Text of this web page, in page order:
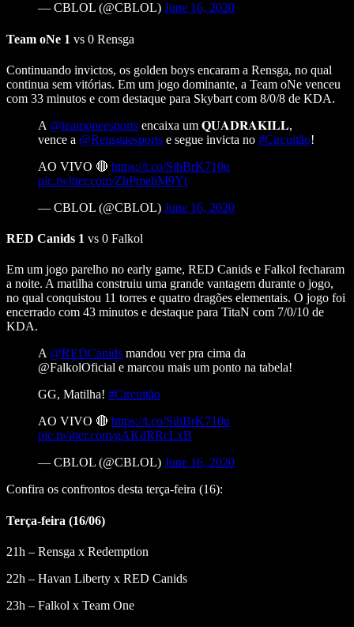
— CBLOL (@CBLOL) June 16, 2020
Team oNe 1 vs 0 Rensga
Continuando invictos, os golden boys encaram a Rensga, no qual
continua sem vitórias. Em um jogo dominante, a Team oNe venceu
com 33 minutos e com destaque para Skybart com 8/0/8 de KDA.
A @teamoneesports encaixa um 𝐐𝐔𝐀𝐃𝐑𝐀𝐊𝐈𝐋𝐋,
vence a @Rensgaesports e segue invicta no #Circuitão!
AO VIVO 🔴 https://t.co/SihBrK710u
pic.twitter.com/ZhPmebM9Yt
— CBLOL (@CBLOL) June 16, 2020
RED Canids 1 vs 0 Falkol
Em um jogo parelho no early game, RED Canids e Falkol fecharam
a noite. A matilha construiu uma grande vantagem durante o jogo,
no qual conquistou 11 torres e quatro dragões elementais. O jogo foi
encerrado com 43 minutos e destaque para TitaN com 7/0/10 de
KDA.
A @REDCanids mandou ver pra cima da
@FalkolOficial e marcou mais um ponto na tabela!
GG, Matilha! #Circuitão
AO VIVO 🔴 https://t.co/SihBrK710u
pic.twitter.com/gAKdRRcLxB
— CBLOL (@CBLOL) June 16, 2020
Confira os confrontos desta terça-feira (16):
Terça-feira (16/06)
21h – Rensga x Redemption
22h – Havan Liberty x RED Canids
23h – Falkol x Team One